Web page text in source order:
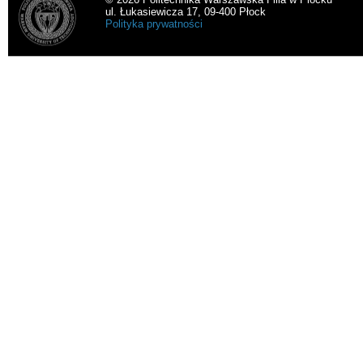
ul. Łukasiewicza 17, 09-400 Płock
Polityka prywatności